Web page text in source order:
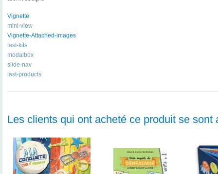
Vignette
mini-view
Vignette-Attached-images
last-kits
modalbox
slide-nav
last-products
Les clients qui ont acheté ce produit se sont